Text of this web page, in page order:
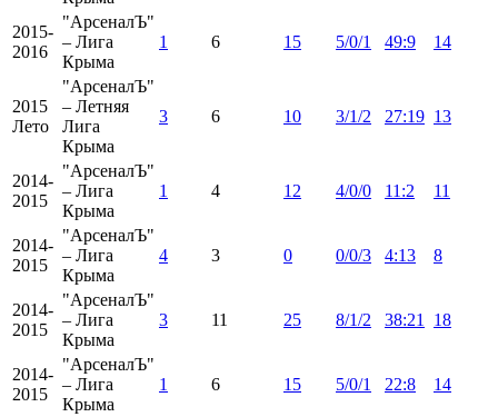
2015-
2016
"АрсеналЪ"
– Лига
Крыма
1 6 15 5/0/1 49:9 14
2015
Лето
"АрсеналЪ"
– Летняя
Лига
Крыма
3 6 10 3/1/2 27:19 13
2014-
2015
"АрсеналЪ"
– Лига
Крыма
1 4 12 4/0/0 11:2 11
2014-
2015
"АрсеналЪ"
– Лига
Крыма
4 3 0 0/0/3 4:13 8
2014-
2015
"АрсеналЪ"
– Лига
Крыма
3 11 25 8/1/2 38:21 18
2014-
2015
"АрсеналЪ"
– Лига
Крыма
1 6 15 5/0/1 22:8 14